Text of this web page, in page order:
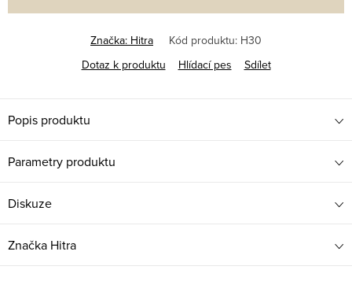
Značka: Hitra Kód produktu: H30
Dotaz k produktu
Hlídací pes Sdílet
Popis produktu
Parametry produktu
Diskuze
Značka Hitra